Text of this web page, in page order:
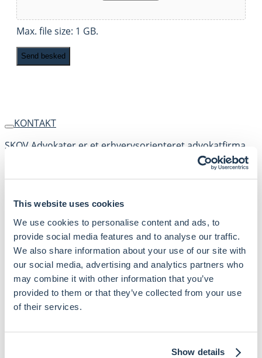
This website uses cookies
We use cookies to personalise content and ads, to
provide social media features and to analyse our traffic.
We also share information about your use of our site with
our social media, advertising and analytics partners who
may combine it with other information that you’ve
provided to them or that they’ve collected from your use
of their services.
Show details
Max. file size: 1 GB.
Recaptcha
KONTAKT
SKOV Advokater er et erhvervsorienteret advokatfirma,
der yder juridisk rådgivning inden for en lang række
forretnings- og retsområder. Vores mål er at hjælpe
Dandyvej 3B 3.
DK-7100 Vejle
CVR: 16643483
Få rutevejledning
+45 76 40 70 00
skov@skovadvokater.dk